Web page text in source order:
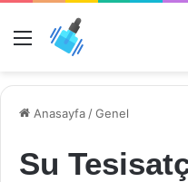
Menü
Anasayfa /Genel
Su